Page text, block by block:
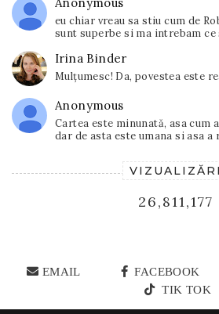
eu chiar vreau sa stiu cum de
sunt superbe si ma intrebam ce
Irina Binder
Mulțumesc! Da, povestea este
Anonymous
Cartea este minunată, asa cum
dar de asta este umana si asa a
VIZUALIZĂRI
26,811,177
EMAIL FACEBOOK
TIK TOK